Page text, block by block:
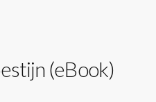
(eBook)